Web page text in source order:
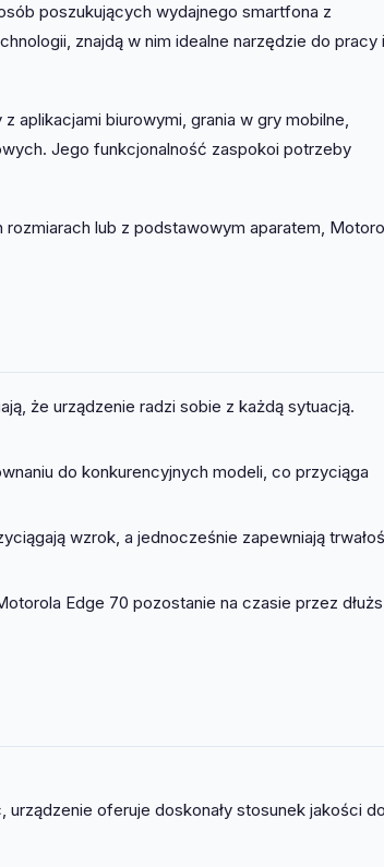
poszukujących wydajnego smartfona z
znajdą w nim idealne narzędzie do pracy i
aplikacjami biurowymi, grania w gry mobilne,
Jego funkcjonalność zaspokoi potrzeby
lub z podstawowym aparatem,
że urządzenie radzi sobie z każdą sytuacją.
do konkurencyjnych modeli, co przyciąga
wzrok, a jednocześnie zapewniają
Edge 70 pozostanie na czasie przez
oferuje doskonały stosunek jakości do